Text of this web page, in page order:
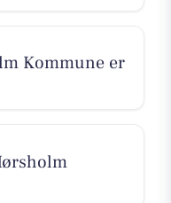
Kommune er